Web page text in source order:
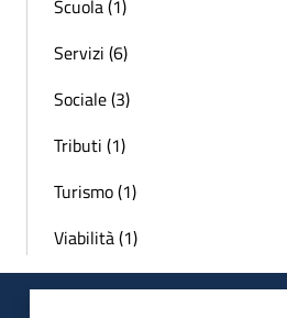
Scuola (1)
Servizi (6)
Sociale (3)
Tributi (1)
Turismo (1)
Viabilità (1)